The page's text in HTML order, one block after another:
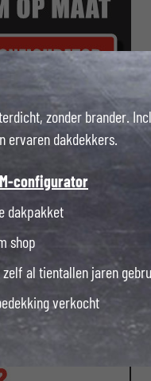
zonder brander.
ervaren dakdekkers.
configurator
dakpakket
shop
al tientallen jaren
verkocht